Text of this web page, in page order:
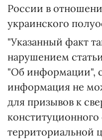
России в
украинского
"Указанный факт
нарушением
"Об информации",
информация не
для призывов к
территориальной